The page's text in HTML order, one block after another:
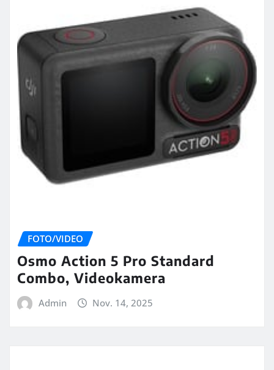
FOTO/VIDEO
Osmo Action 5 Pro Standard
Combo, Videokamera
Admin Nov. 14, 2025